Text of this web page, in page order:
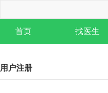
首页 找医生
用户注册